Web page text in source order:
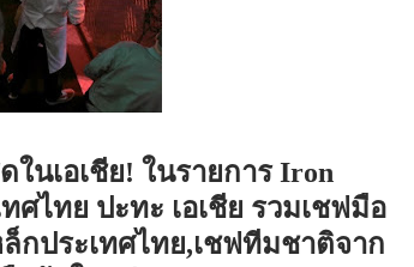
นเอเชีย! ในรายการIron
ศไทย ปะทะ เอเชีย รวมเชฟมือ
กประเทศไทย,เชฟทีมชาติจาก